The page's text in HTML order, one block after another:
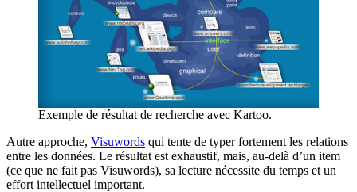
Exemple de résultat de recherche avec Kartoo.
Autre approche, Visuwords qui tente de typer fortement les relations
entre les données. Le résultat est exhaustif, mais, au-delà d’un item
(ce que ne fait pas Visuwords), sa lecture nécessite du temps et un
effort intellectuel important.